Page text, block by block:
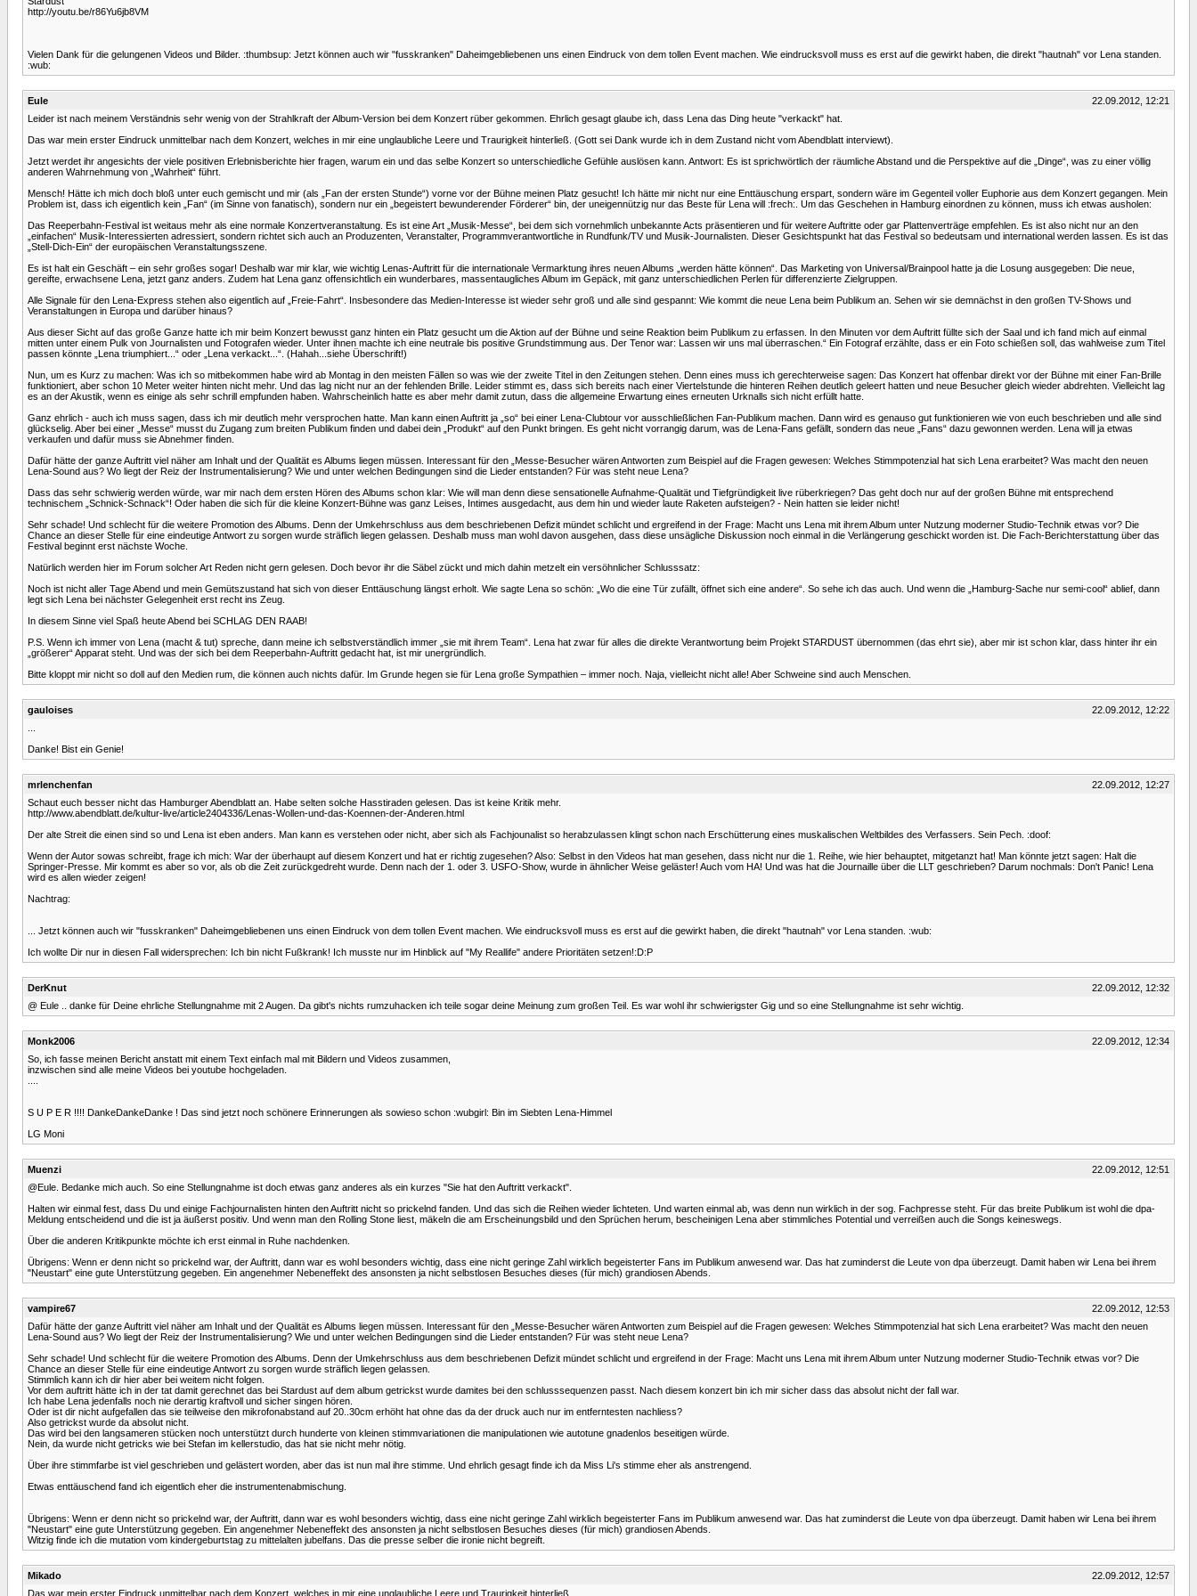
http://youtu.be/r86Yu6jb8VM
Vielen Dank für die gelungenen Videos und Bilder. :thumbsup: Jetzt können auch wir "fusskranken" Daheimgebliebenen uns einen Eindruck von dem tollen Event machen. Wie eindrucksvoll muss es erst auf die gewirkt haben, die direkt "hautnah" vor Lena standen.
:wub:
Eule
22.09.2012, 12:21
Leider ist nach meinem Verständnis sehr wenig von der Strahlkraft der Album-Version bei dem Konzert rüber gekommen. Ehrlich gesagt glaube ich, dass Lena das Ding heute "verkackt" hat.
Das war mein erster Eindruck unmittelbar nach dem Konzert, welches in mir eine unglaubliche Leere und Traurigkeit hinterließ. (Gott sei Dank wurde ich in dem Zustand nicht vom Abendblatt interviewt).
Jetzt werdet ihr angesichts der viele positiven Erlebnisberichte hier fragen, warum ein und das selbe Konzert so unterschiedliche Gefühle auslösen kann. Antwort: Es ist sprichwörtlich der räumliche Abstand und die Perspektive auf die „Dinge“, was zu einer völlig
anderen Wahrnehmung von „Wahrheit“ führt.
Mensch! Hätte ich mich doch bloß unter euch gemischt und mir (als „Fan der ersten Stunde“) vorne vor der Bühne meinen Platz gesucht! Ich hätte mir nicht nur eine Enttäuschung erspart, sondern wäre im Gegenteil voller Euphorie aus dem Konzert gegangen. Mein
Problem ist, dass ich eigentlich kein „Fan“ (im Sinne von fanatisch), sondern nur ein „begeistert bewunderender Förderer“ bin, der uneigennützig nur das Beste für Lena will :frech:. Um das Geschehen in Hamburg einordnen zu können, muss ich etwas ausholen:
Das Reeperbahn-Festival ist weitaus mehr als eine normale Konzertveranstaltung. Es ist eine Art „Musik-Messe“, bei dem sich vornehmlich unbekannte Acts präsentieren und für weitere Auftritte oder gar Plattenverträge empfehlen. Es ist also nicht nur an den
„einfachen“ Musik-Interessierten adressiert, sondern richtet sich auch an Produzenten, Veranstalter, Programmverantwortliche in Rundfunk/TV und Musik-Journalisten. Dieser Gesichtspunkt hat das Festival so bedeutsam und international werden lassen. Es ist das
„Stell-Dich-Ein“ der europäischen Veranstaltungsszene.
Es ist halt ein Geschäft – ein sehr großes sogar! Deshalb war mir klar, wie wichtig Lenas-Auftritt für die internationale Vermarktung ihres neuen Albums „werden hätte können“. Das Marketing von Universal/Brainpool hatte ja die Losung ausgegeben: Die neue,
gereifte, erwachsene Lena, jetzt ganz anders. Zudem hat Lena ganz offensichtlich ein wunderbares, massentaugliches Album im Gepäck, mit ganz unterschiedlichen Perlen für differenzierte Zielgruppen.
Alle Signale für den Lena-Express stehen also eigentlich auf „Freie-Fahrt“. Insbesondere das Medien-Interesse ist wieder sehr groß und alle sind gespannt: Wie kommt die neue Lena beim Publikum an. Sehen wir sie demnächst in den großen TV-Shows und
Veranstaltungen in Europa und darüber hinaus?
Aus dieser Sicht auf das große Ganze hatte ich mir beim Konzert bewusst ganz hinten ein Platz gesucht um die Aktion auf der Bühne und seine Reaktion beim Publikum zu erfassen. In den Minuten vor dem Auftritt füllte sich der Saal und ich fand mich auf einmal
mitten unter einem Pulk von Journalisten und Fotografen wieder. Unter ihnen machte ich eine neutrale bis positive Grundstimmung aus. Der Tenor war: Lassen wir uns mal überraschen.“ Ein Fotograf erzählte, dass er ein Foto schießen soll, das wahlweise zum Titel
passen könnte „Lena triumphiert...“ oder „Lena verkackt...“. (Hahah...siehe Überschrift!)
Nun, um es Kurz zu machen: Was ich so mitbekommen habe wird ab Montag in den meisten Fällen so was wie der zweite Titel in den Zeitungen stehen. Denn eines muss ich gerechterweise sagen: Das Konzert hat offenbar direkt vor der Bühne mit einer Fan-Brille
funktioniert, aber schon 10 Meter weiter hinten nicht mehr. Und das lag nicht nur an der fehlenden Brille. Leider stimmt es, dass sich bereits nach einer Viertelstunde die hinteren Reihen deutlich geleert hatten und neue Besucher gleich wieder abdrehten. Vielleicht lag
es an der Akustik, wenn es einige als sehr schrill empfunden haben. Wahrscheinlich hatte es aber mehr damit zutun, dass die allgemeine Erwartung eines erneuten Urknalls sich nicht erfüllt hatte.
Ganz ehrlich - auch ich muss sagen, dass ich mir deutlich mehr versprochen hatte. Man kann einen Auftritt ja „so“ bei einer Lena-Clubtour vor ausschließlichen Fan-Publikum machen. Dann wird es genauso gut funktionieren wie von euch beschrieben und alle sind
glückselig. Aber bei einer „Messe“ musst du Zugang zum breiten Publikum finden und dabei dein „Produkt“ auf den Punkt bringen. Es geht nicht vorrangig darum, was de Lena-Fans gefällt, sondern das neue „Fans“ dazu gewonnen werden. Lena will ja etwas
verkaufen und dafür muss sie Abnehmer finden.
Dafür hätte der ganze Auftritt viel näher am Inhalt und der Qualität es Albums liegen müssen. Interessant für den „Messe-Besucher wären Antworten zum Beispiel auf die Fragen gewesen: Welches Stimmpotenzial hat sich Lena erarbeitet? Was macht den neuen
Lena-Sound aus? Wo liegt der Reiz der Instrumentalisierung? Wie und unter welchen Bedingungen sind die Lieder entstanden? Für was steht neue Lena?
Dass das sehr schwierig werden würde, war mir nach dem ersten Hören des Albums schon klar: Wie will man denn diese sensationelle Aufnahme-Qualität und Tiefgründigkeit live rüberkriegen? Das geht doch nur auf der großen Bühne mit entsprechend
technischem „Schnick-Schnack“! Oder haben die sich für die kleine Konzert-Bühne was ganz Leises, Intimes ausgedacht, aus dem hin und wieder laute Raketen aufsteigen? - Nein hatten sie leider nicht!
Sehr schade! Und schlecht für die weitere Promotion des Albums. Denn der Umkehrschluss aus dem beschriebenen Defizit mündet schlicht und ergreifend in der Frage: Macht uns Lena mit ihrem Album unter Nutzung moderner Studio-Technik etwas vor? Die
Chance an dieser Stelle für eine eindeutige Antwort zu sorgen wurde sträflich liegen gelassen. Deshalb muss man wohl davon ausgehen, dass diese unsägliche Diskussion noch einmal in die Verlängerung geschickt worden ist. Die Fach-Berichterstattung über das
Festival beginnt erst nächste Woche.
Natürlich werden hier im Forum solcher Art Reden nicht gern gelesen. Doch bevor ihr die Säbel zückt und mich dahin metzelt ein versöhnlicher Schlusssatz:
Noch ist nicht aller Tage Abend und mein Gemütszustand hat sich von dieser Enttäuschung längst erholt. Wie sagte Lena so schön: „Wo die eine Tür zufällt, öffnet sich eine andere“. So sehe ich das auch. Und wenn die „Hamburg-Sache nur semi-cool“ ablief, dann
legt sich Lena bei nächster Gelegenheit erst recht ins Zeug.
In diesem Sinne viel Spaß heute Abend bei SCHLAG DEN RAAB!
P.S. Wenn ich immer von Lena (macht & tut) spreche, dann meine ich selbstverständlich immer „sie mit ihrem Team“. Lena hat zwar für alles die direkte Verantwortung beim Projekt STARDUST übernommen (das ehrt sie), aber mir ist schon klar, dass hinter ihr ein
„größerer“ Apparat steht. Und was der sich bei dem Reeperbahn-Auftritt gedacht hat, ist mir unergründlich.
Bitte kloppt mir nicht so doll auf den Medien rum, die können auch nichts dafür. Im Grunde hegen sie für Lena große Sympathien – immer noch. Naja, vielleicht nicht alle! Aber Schweine sind auch Menschen.
gauloises
22.09.2012, 12:22
Danke! Bist ein Genie!
mrlenchenfan
22.09.2012, 12:27
Schaut euch besser nicht das Hamburger Abendblatt an. Habe selten solche Hasstiraden gelesen. Das ist keine Kritik mehr.
http://www.abendblatt.de/kultur-live/article2404336/Lenas-Wollen-und-das-Koennen-der-Anderen.html
Der alte Streit die einen sind so und Lena ist eben anders. Man kann es verstehen oder nicht, aber sich als Fachjounalist so herabzulassen klingt schon nach Erschütterung eines muskalischen Weltbildes des Verfassers. Sein Pech. :doof:
Wenn der Autor sowas schreibt, frage ich mich: War der überhaupt auf diesem Konzert und hat er richtig zugesehen? Also: Selbst in den Videos hat man gesehen, dass nicht nur die 1. Reihe, wie hier behauptet, mitgetanzt hat! Man könnte jetzt sagen: Halt die
Springer-Presse. Mir kommt es aber so vor, als ob die Zeit zurückgedreht wurde. Denn nach der 1. oder 3. USFO-Show, wurde in ähnlicher Weise geläster! Auch vom HA! Und was hat die Journaille über die LLT geschrieben? Darum nochmals: Don't Panic! Lena
wird es allen wieder zeigen!
Nachtrag:
... Jetzt können auch wir "fusskranken" Daheimgebliebenen uns einen Eindruck von dem tollen Event machen. Wie eindrucksvoll muss es erst auf die gewirkt haben, die direkt "hautnah" vor Lena standen. :wub:
Ich wollte Dir nur in diesen Fall widersprechen: Ich bin nicht Fußkrank! Ich musste nur im Hinblick auf "My Reallife" andere Prioritäten setzen!:D:P
DerKnut
22.09.2012, 12:32
@ Eule .. danke für Deine ehrliche Stellungnahme mit 2 Augen. Da gibt's nichts rumzuhacken ich teile sogar deine Meinung zum großen Teil. Es war wohl ihr schwierigster Gig und so eine Stellungnahme ist sehr wichtig.
Monk2006
22.09.2012, 12:34
So, ich fasse meinen Bericht anstatt mit einem Text einfach mal mit Bildern und Videos zusammen,
inzwischen sind alle meine Videos bei youtube hochgeladen.
S U P E R !!!! DankeDankeDanke ! Das sind jetzt noch schönere Erinnerungen als sowieso schon :wubgirl: Bin im Siebten Lena-Himmel
LG Moni
Muenzi
22.09.2012, 12:51
@Eule. Bedanke mich auch. So eine Stellungnahme ist doch etwas ganz anderes als ein kurzes "Sie hat den Auftritt verkackt".
Halten wir einmal fest, dass Du und einige Fachjournalisten hinten den Auftritt nicht so prickelnd fanden. Und das sich die Reihen wieder lichteten. Und warten einmal ab, was denn nun wirklich in der sog. Fachpresse steht. Für das breite Publikum ist wohl die dpa-
Meldung entscheidend und die ist ja äußerst positiv. Und wenn man den Rolling Stone liest, mäkeln die am Erscheinungsbild und den Sprüchen herum, bescheinigen Lena aber stimmliches Potential und verreißen auch die Songs keineswegs.
Über die anderen Kritikpunkte möchte ich erst einmal in Ruhe nachdenken.
Übrigens: Wenn er denn nicht so prickelnd war, der Auftritt, dann war es wohl besonders wichtig, dass eine nicht geringe Zahl wirklich begeisterter Fans im Publikum anwesend war. Das hat zuminderst die Leute von dpa überzeugt. Damit haben wir Lena bei ihrem
"Neustart" eine gute Unterstützung gegeben. Ein angenehmer Nebeneffekt des ansonsten ja nicht selbstlosen Besuches dieses (für mich) grandiosen Abends.
vampire67
22.09.2012, 12:53
Dafür hätte der ganze Auftritt viel näher am Inhalt und der Qualität es Albums liegen müssen. Interessant für den „Messe-Besucher wären Antworten zum Beispiel auf die Fragen gewesen: Welches Stimmpotenzial hat sich Lena erarbeitet? Was macht den neuen
Lena-Sound aus? Wo liegt der Reiz der Instrumentalisierung? Wie und unter welchen Bedingungen sind die Lieder entstanden? Für was steht neue Lena?
Sehr schade! Und schlecht für die weitere Promotion des Albums. Denn der Umkehrschluss aus dem beschriebenen Defizit mündet schlicht und ergreifend in der Frage: Macht uns Lena mit ihrem Album unter Nutzung moderner Studio-Technik etwas vor? Die
Chance an dieser Stelle für eine eindeutige Antwort zu sorgen wurde sträflich liegen gelassen.
Stimmlich kann ich dir hier aber bei weitem nicht folgen.
Vor dem auftritt hätte ich in der tat damit gerechnet das bei Stardust auf dem album getrickst wurde damites bei den schlusssequenzen passt. Nach diesem konzert bin ich mir sicher dass das absolut nicht der fall war.
Ich habe Lena jedenfalls noch nie derartig kraftvoll und sicher singen hören.
Oder ist dir nicht aufgefallen das sie teilweise den mikrofonabstand auf 20..30cm erhöht hat ohne das da der druck auch nur im entferntesten nachliess?
Also getrickst wurde da absolut nicht.
Das wird bei den langsameren stücken noch unterstützt durch hunderte von kleinen stimmvariationen die manipulationen wie autotune gnadenlos beseitigen würde.
Nein, da wurde nicht getricks wie bei Stefan im kellerstudio, das hat sie nicht mehr nötig.
Über ihre stimmfarbe ist viel geschrieben und gelästert worden, aber das ist nun mal ihre stimme. Und ehrlich gesagt finde ich da Miss Li's stimme eher als anstrengend.
Etwas enttäuschend fand ich eigentlich eher die instrumentenabmischung.
Übrigens: Wenn er denn nicht so prickelnd war, der Auftritt, dann war es wohl besonders wichtig, dass eine nicht geringe Zahl wirklich begeisterter Fans im Publikum anwesend war. Das hat zuminderst die Leute von dpa überzeugt. Damit haben wir Lena bei ihrem
"Neustart" eine gute Unterstützung gegeben. Ein angenehmer Nebeneffekt des ansonsten ja nicht selbstlosen Besuches dieses (für mich) grandiosen Abends.
Witzig finde ich die mutation vom kindergeburtstag zu mittelalten jubelfans. Das die presse selber die ironie nicht begreift.
Mikado
22.09.2012, 12:57
Das war mein erster Eindruck unmittelbar nach dem Konzert, welches in mir eine unglaubliche Leere und Traurigkeit hinterließ.